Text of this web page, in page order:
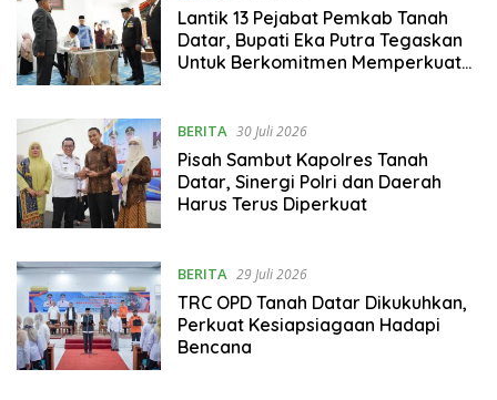
Lantik 13 Pejabat Pemkab Tanah
Datar, Bupati Eka Putra Tegaskan
Untuk Berkomitmen Memperkuat
BERITA 30 Juli 2026
Pisah Sambut Kapolres Tanah
Datar, Sinergi Polri dan Daerah
Harus Terus Diperkuat
BERITA 29 Juli 2026
TRC OPD Tanah Datar Dikukuhkan,
Perkuat Kesiapsiagaan Hadapi
Bencana